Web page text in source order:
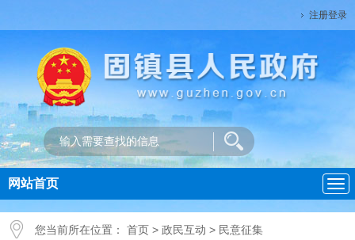
注册登录
导
航
网站首页
您当前所在位置： 首页 > 政民互动 > 民意征集